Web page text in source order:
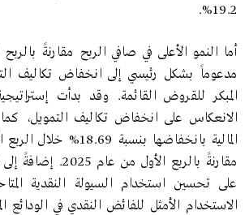
19.2%.
أما النمو الأعلى في صافي الربح مقارنةً
مدعوماً بشكل رئيسي إلى انخفاض تكاليف
المبكر للقروض القائمة. وقد بدأت
الانعكاس على انخفاض تكاليف التمويل،
مقارنةً بالربع الأول
على تحسين استخدام السيولة النقدية
الاستخدام الأمثل للفائض النقدي في الودائع